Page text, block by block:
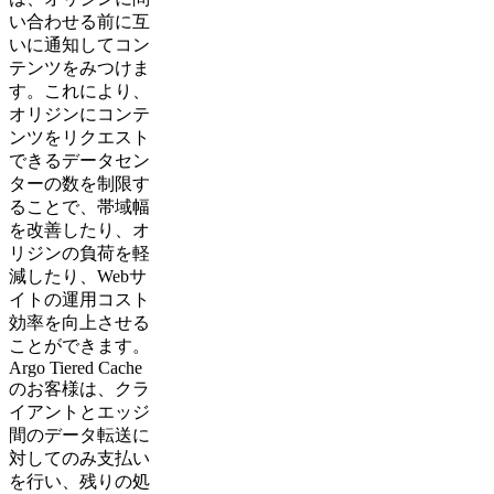
い合わせる前に互
いに通知してコン
テンツをみつけま
す。これにより、
オリジンにコンテ
ンツをリクエスト
できるデータセン
ターの数を制限す
ることで、帯域幅
を改善したり、オ
リジンの負荷を軽
減したり、Webサ
イトの運用コスト
効率を向上させる
ことができます。
Argo Tiered Cache
のお客様は、クラ
イアントとエッジ
間のデータ転送に
対してのみ支払い
を行い、残りの処